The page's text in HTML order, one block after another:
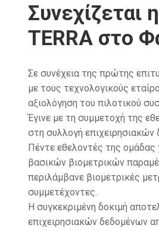
Συνεχίζεται
TERRA στο
Σε συνέχεια της πρώτης
με τους τεχνολογικούς
αξιολόγηση του πιλοτικού
Έγινε με τη συμμετοχή της
στη συλλογή
Πέντε εθελοντές της
βασικών βιομετρικών
περιλάμβανε βιομετρικές
συμμετέχοντες.
Η συγκεκριμένη δοκιμή
επιχειρησιακών δεδομένων